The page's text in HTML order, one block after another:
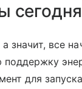
сегодня
значит, все
поддержку
для